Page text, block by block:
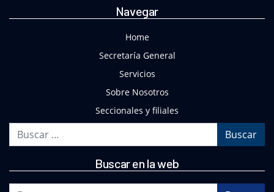
Navegar
Home
Secretaría General
Servicios
Sobre Nosotros
Seccionales y filiales
Buscar en la web